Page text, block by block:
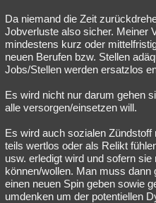
Da niemand die Zeit
Jobverluste also sicher. Meiner
mindestens kurz oder
neuen Berufen bzw. Stellen
Jobs/Stellen werden ersatzlos
Es wird nicht nur darum gehen
alle versorgen/einsetzen will.
Es wird auch sozialen
teils wertlos oder als Relikt
usw. erledigt wird und sofern
können/wollen. Man muss dann
einen neuen Spin geben sowie
umdenken um der potentiellen